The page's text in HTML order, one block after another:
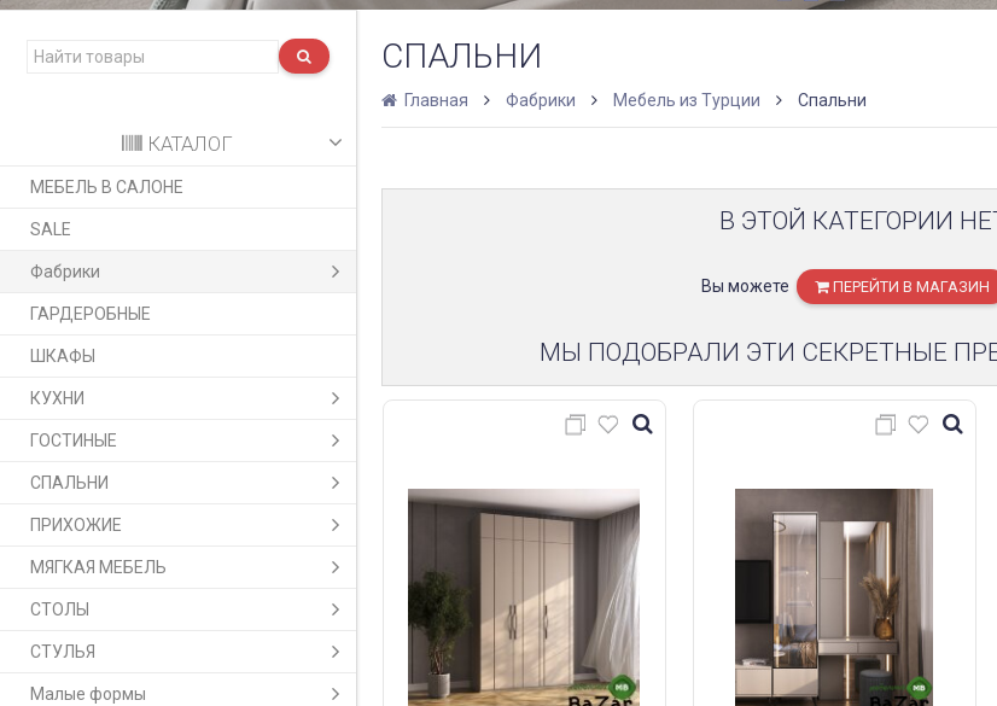
КАТАЛОГ
МЕБЕЛЬ В САЛОНЕ
SALE
Фабрики
ГАРДЕРОБНЫЕ
ШКАФЫ
КУХНИ
ГОСТИНЫЕ
СПАЛЬНИ
ПРИХОЖИЕ
МЯГКАЯ МЕБЕЛЬ
СТОЛЫ
СТУЛЬЯ
Малые формы
СПАЛЬНИ
Главная Фабрики Мебель из Турции Спальни
В ЭТОЙ КАТЕГОРИИ
Вы можете ПЕРЕЙТИ В МАГАЗИН
МЫ ПОДОБРАЛИ ЭТИ СЕКРЕТНЫЕ